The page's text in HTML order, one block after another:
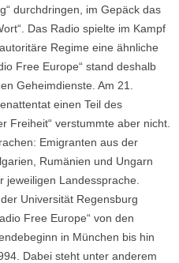
durchdringen, im Gepäck das
Das Radio spielte im Kampf
Regime eine ähnliche
Free Europe“ stand deshalb
Geheimdienste. Am 21.
einen Teil des
Freiheit“ verstummte aber nicht.
Emigranten aus der
Rumänien und Ungarn
Landessprache.
Universität Regensburg
Free Europe“ von den
in München bis hin
Dabei steht unter anderem